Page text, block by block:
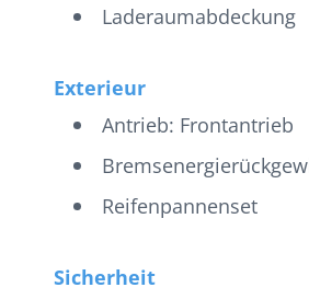
Laderaumabdeckung
Exterieur
Antrieb: Frontantrieb
Reifenpannenset
Sicherheit